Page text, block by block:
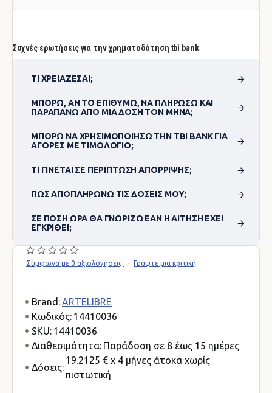
Συχνές ερωτήσεις για την χρηματοδότηση tbi bank
ΤΙ ΧΡΕΙΆΖΕΣΑΙ;
ΜΠΟΡΏ, ΑΝ ΤΟ ΕΠΙΘΥΜΏ, ΝΑ ΠΛΗΡΏΣΩ ΚΑΙ
ΠΑΡΑΠΆΝΩ ΑΠΌ ΜΊΑ ΔΌΣΗ ΤΟΝ ΜΉΝΑ;
ΜΠΟΡΏ ΝΑ ΧΡΗΣΙΜΟΠΟΊΗΣΩ ΤΗΝ TBI BANK ΓΙΑ
ΑΓΟΡΈΣ ΜΕ ΤΙΜΟΛΌΓΙΟ;
ΤΙ ΓΊΝΕΤΑΙ ΣΕ ΠΕΡΊΠΤΩΣΗ ΑΠΌΡΡΙΨΗΣ;
ΠΏΣ ΑΠΟΠΛΗΡΏΝΩ ΤΙΣ ΔΌΣΕΙΣ ΜΟΥ;
ΣΕ ΠΌΣΗ ΏΡΑ ΘΑ ΓΝΩΡΊΖΩ ΕΆΝ Η ΑΊΤΗΣΗ ΈΧΕΙ
ΕΓΚΡΙΘΕΊ;
Σύμφωνα με 0 αξιολογήσεις. - Γράψτε μια κριτική
Brand:ARTELIBRE
Κωδικός: 14410036
SKU: 14410036
Διαθεσιμότητα: Παράδοση σε 8 έως 15 ημέρες
Δόσεις:
19.2125 € x 4 μήνες άτοκα χωρίς
πιστωτική